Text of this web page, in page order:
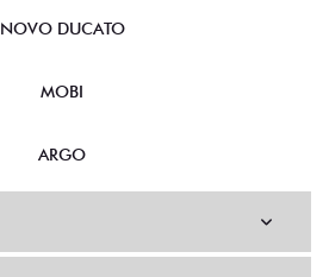
NOVO DUCATO
MOBI
ARGO